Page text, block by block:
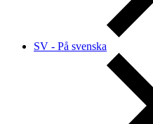
SV - På svenska